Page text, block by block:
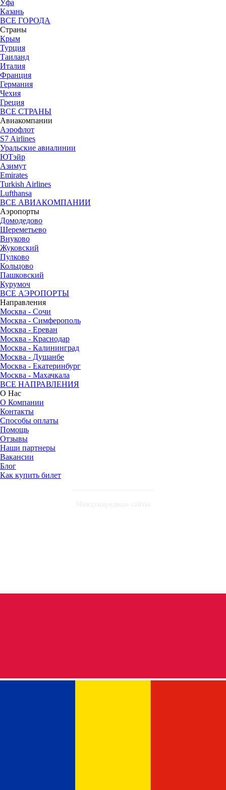
Уфа
Казань
ВСЕ ГОРОДА
Страны
Крым
Турция
Таиланд
Италия
Франция
Германия
Чехия
Греция
ВСЕ СТРАНЫ
Авиакомпании
Аэрофлот
S7 Airlines
Уральские авиалинии
ЮТэйр
Азимут
Emirates
Turkish Airlines
Lufthansa
ВСЕ АВИАКОМПАНИИ
Аэропорты
Домодедово
Шереметьево
Внуково
Жуковский
Пулково
Кольцово
Пашковский
Курумоч
ВСЕ АЭРОПОРТЫ
Направления
Москва - Сочи
Москва - Симферополь
Москва - Ереван
Москва - Краснодар
Москва - Калининград
Москва - Душанбе
Москва - Екатеринбург
Москва - Махачкала
ВСЕ НАПРАВЛЕНИЯ
О Нас
О Компании
Контакты
Способы оплаты
Помощь
Отзывы
Наши партнеры
Вакансии
Блог
Как купить билет